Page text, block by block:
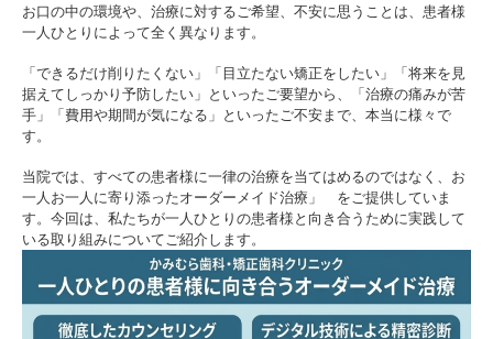
お口の中の環境や、治療に対するご希望、不安に思うことは、患者様
一人ひとりによって全く異なります。
「できるだけ削りたくない」「目立たない矯正をしたい」「将来を見
据えてしっかり予防したい」といったご要望から、「治療の痛みが苦
手」「費用や期間が気になる」といったご不安まで、本当に様々で
す。
当院では、すべての患者様に一律の治療を当てはめるのではなく、お
一人お一人に寄り添ったオーダーメイド治療」 をご提供していま
す。今回は、私たちが一人ひとりの患者様と向き合うために実践して
いる取り組みについてご紹介します。